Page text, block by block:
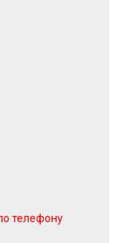
телефону